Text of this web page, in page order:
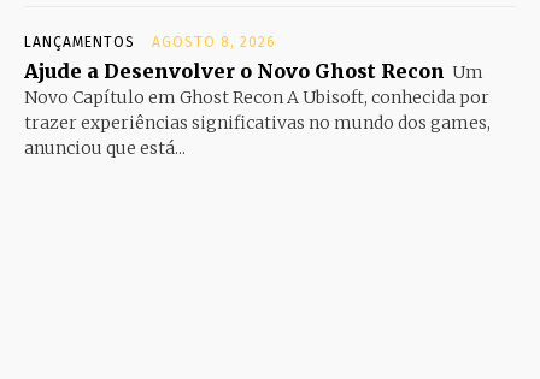
LANÇAMENTOS AGOSTO 8, 2026
Ajude a Desenvolver o Novo Ghost Recon Um
Novo Capítulo em Ghost Recon A Ubisoft, conhecida por
trazer experiências significativas no mundo dos games,
anunciou que está...